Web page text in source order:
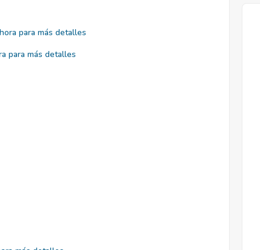
para más detalles
para más detalles